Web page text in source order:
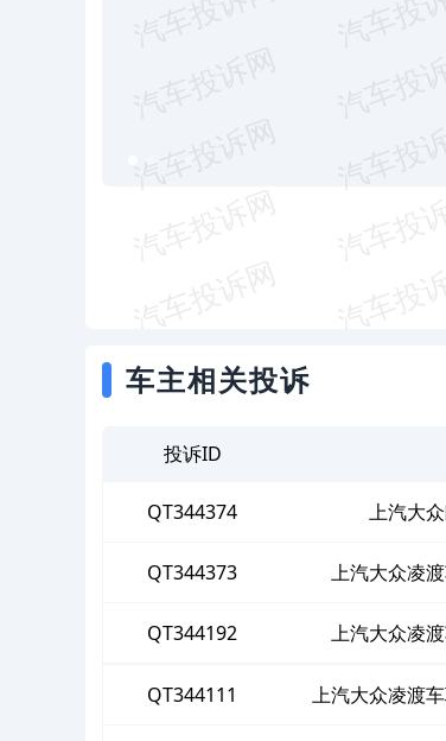
车主相关投诉
投诉ID
QT344374 上汽大
QT344373 上汽大众凌
QT344192 上汽大众凌
QT344111 上汽大众凌渡